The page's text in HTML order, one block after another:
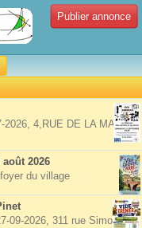
Publier annonce
2026, 4,RUE DE LA MAIRIE
2026
du village
09-2026, 311 rue Simone